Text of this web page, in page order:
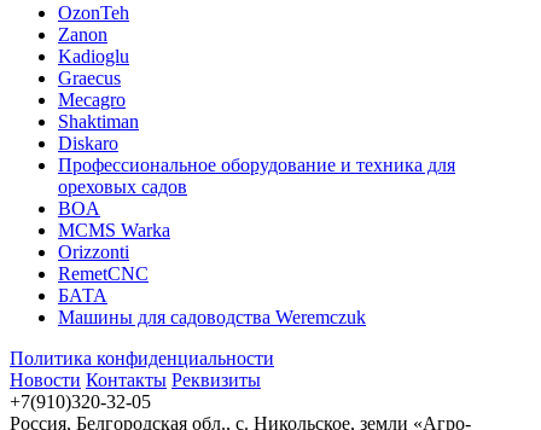
OzonTeh
Zanon
Kadioglu
Graecus
Mecagro
Shaktiman
Diskaro
Профессиональное оборудование и техника для
ореховых садов
BOA
MCMS Warka
Orizzonti
RemetCNC
БАТА
Машины для садоводства Weremczuk
Политика конфиденциальности
Новости Контакты Реквизиты
+7(910)320-32-05
Россия, Белгородская обл., с. Никольское, земли «Агро-